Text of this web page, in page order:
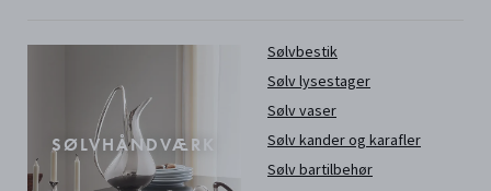
SØLVHÅNDVÆRK
Sølvbestik
Sølv lysestager
Sølv vaser
Sølv kander og karafler
Sølv bartilbehør